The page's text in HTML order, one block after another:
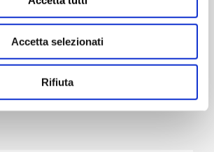
Accetta selezionati
Rifiuta